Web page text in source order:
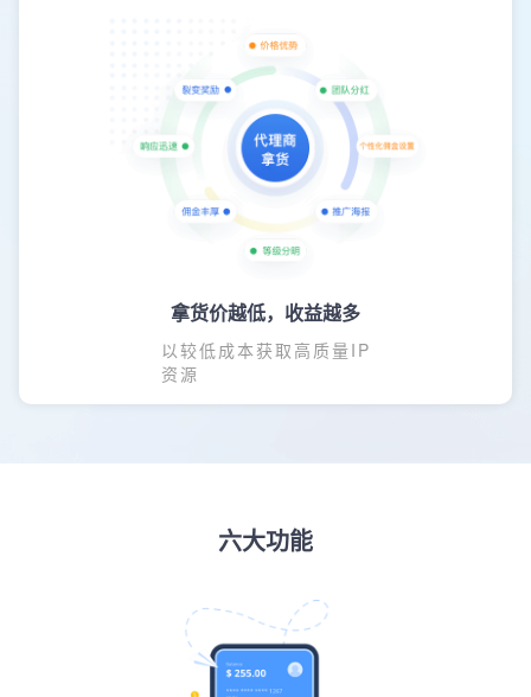
拿货价越低，收益越多
以较低成本获取高质量IP
资源
六大功能